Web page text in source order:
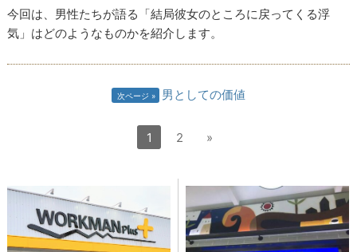
今回は、男性たちが語る「結局彼女のところに戻ってくる浮
気」はどのようなものかを紹介します。
次ページ 男としての価値
1 2 »